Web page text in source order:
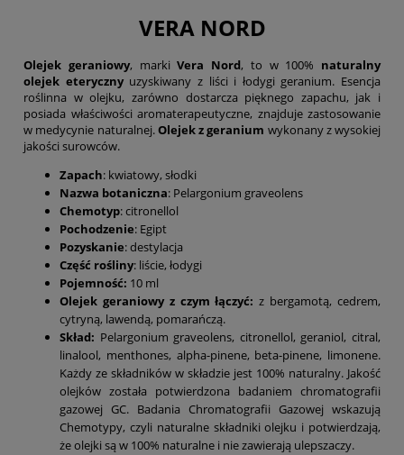
VERA NORD
Olejek geraniowy, markiVera Nord, to w 100% naturalny
olejek eterycznyuzyskiwany z liści i łodygi geranium. Esencja
roślinna w olejku, zarówno dostarcza pięknego zapachu, jak i
posiada właściwości aromaterapeutyczne, znajduje zastosowanie
w medycynie naturalnej.Olejek z geranium wykonany z wysokiej
jakości surowców.
Zapach: kwiatowy, słodki
Nazwa botaniczna: Pelargonium graveolens
Chemotyp: citronellol
Pochodzenie: Egipt
Pozyskanie: destylacja
Część rośliny: liście, łodygi
Pojemność: 10 ml
Olejek geraniowy z czym łączyć: z bergamotą, cedrem,
cytryną, lawendą, pomarańczą.
Skład: Pelargonium graveolens, citronellol, geraniol, citral,
linalool, menthones, alpha-pinene, beta-pinene, limonene.
Każdy ze składników w składzie jest 100% naturalny. Jakość
olejków została potwierdzona badaniem chromatografii
gazowej GC. Badania Chromatografii Gazowej wskazują
Chemotypy, czyli naturalne składniki olejku i potwierdzają,
że olejki są w 100% naturalne i nie zawierają ulepszaczy.